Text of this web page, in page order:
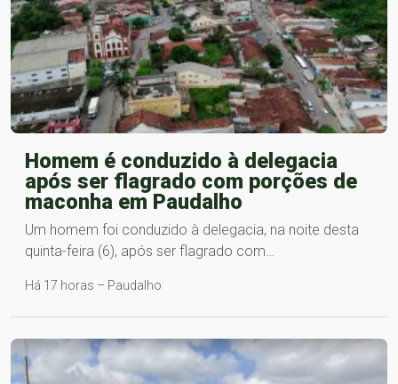
Homem é conduzido à delegacia
após ser flagrado com porções de
maconha em Paudalho
Um homem foi conduzido à delegacia, na noite desta
quinta-feira (6), após ser flagrado com…
Há 17 horas – Paudalho